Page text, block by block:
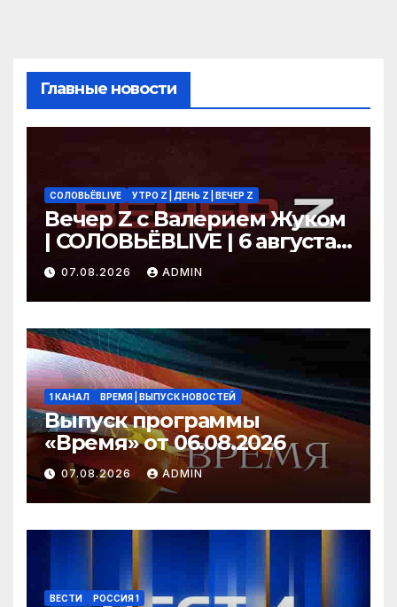
Главные новости
СОЛОВЬЁВLIVE УТРО Z | ДЕНЬ Z | ВЕЧЕР Z
Вечер Z с Валерием Жуком
| СОЛОВЬЁВLIVE | 6 августа
2026 года
07.08.2026 ADMIN
1 КАНАЛ ВРЕМЯ | ВЫПУСК НОВОСТЕЙ
Выпуск программы
«Время» от 06.08.2026
07.08.2026 ADMIN
ВЕСТИ РОССИЯ 1